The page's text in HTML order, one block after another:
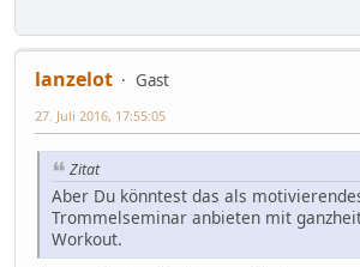
lanzelot
Gast
27. Juli 2016, 17:55:05
Zitat
Aber Du könntest das als
Trommelseminar anbieten mit
Workout.